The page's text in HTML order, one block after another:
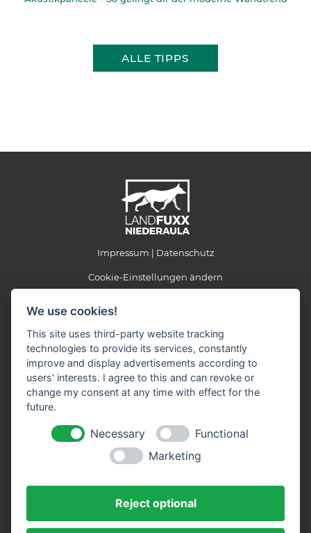
ALLE TIPPS
Impressum Datenschutz
Cookie-Einstellungen ändern
LANDFUXX Niederaula
36272 Niederaula
Telefon: 06625/3123
Fax: 06625/5281
E-Mail:info(at)landfuxx-niederaula.de
Öffnungszeiten:
Montag - Freitag: 9.00 – 18.30 Uhr
Samstag: 9.00 – 14.00 Uhr
Wir sind Partner der:
We use cookies!
This site uses third-party website tracking
technologies to provide its services, constantly
improve and display advertisements according to
users' interests. I agree to this and can revoke or
change my consent at any time with effect for the
future.
Necessary
Functional
Marketing
Reject optional